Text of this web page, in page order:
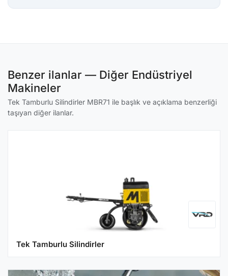
Benzer ilanlar — Diğer Endüstriyel
Makineler
Tek Tamburlu Silindirler MBR71 ile başlık ve açıklama benzerliği
taşıyan diğer ilanlar.
Tek Tamburlu Silindirler